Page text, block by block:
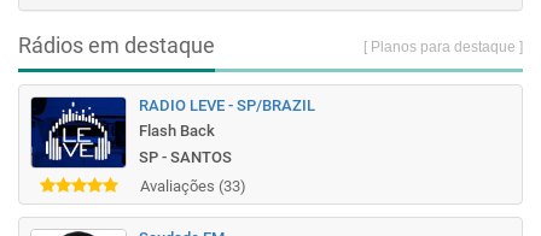
Rádios em destaque [ Planos para destaque ]
RADIO LEVE - SP/BRAZIL
Flash Back
SP - SANTOS
Avaliações (33)